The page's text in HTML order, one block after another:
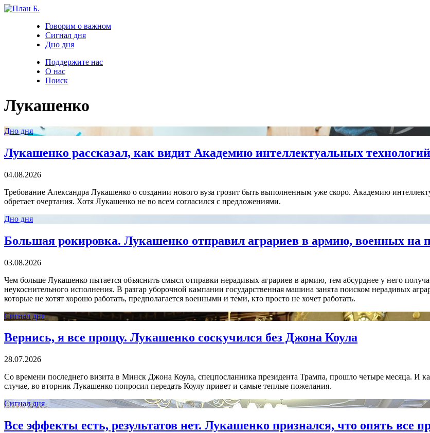
Говорим о важном
Сигнал дня
Дно дня
Поддержите нас
О нас
Поиск
Лукашенко
Дно дня
Лукашенко рассказал, как видит Академию интеллектуальных
04.08.2026
Требование Александра Лукашенко о создании нового вуза грозит быть выполненным уже скоро. Академию
обретает очертания. Хотя Лукашенко не во всем согласился с предложениями.
Дно дня
Большая рокировка. Лукашенко отправил аграриев в армию, военных на
03.08.2026
Чем больше Лукашенко пытается объяснить смысл отправки нерадивых аграриев в армию, тем абсурднее у него
неукоснительного исполнения. В разгар уборочной кампании государственная машина занята поиском нерадивых
которые не хотят хорошо работать, предполагается военными и теми, кто просто не хочет работать.
Сигнал дня
Вернись, я все прощу. Лукашенко соскучился без Джона Коула
28.07.2026
Со времени последнего визита в Минск Джона Коула, спецпосланника президента Трампа, прошло четыре месяца. И
случае, во вторник Лукашенко попросил передать Коулу привет и самые теплые пожелания.
Сигнал дня
Все эффекты есть, результатов нет. Лукашенко признался, что опять все